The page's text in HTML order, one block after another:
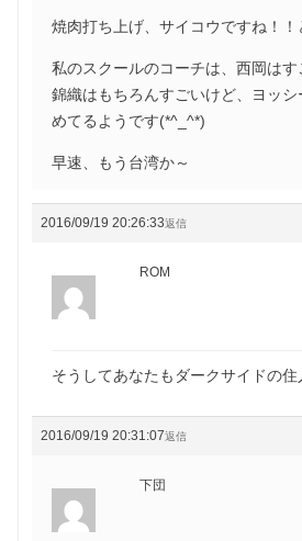
焼肉打ち上げ、サイコウですね！
私のスクールのコーチは、西岡はす
錦織はもちろんすごいけど、ヨッ
めてるようです(*^_^*)
早速、もう台湾か～
2016/09/19 20:26:33返信
ROM
そうしてあなたもダークサイドの
2016/09/19 20:31:07返信
下団